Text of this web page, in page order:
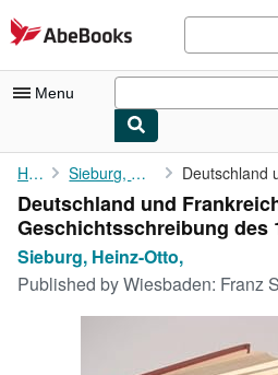
Skip to main content
AbeBooks.com
Menu
My Account
My Purchases
Advanced Search
Browse Collections
Home Sieburg, Heinz-Otto,
Deutschland und
Geschichtsschreibung des
Sieburg, Heinz-Otto,
Published byWiesbaden: Franz